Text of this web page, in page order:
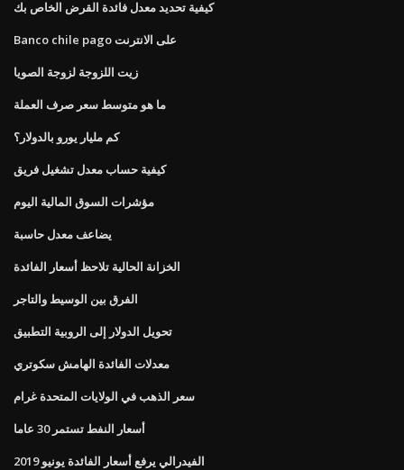
كيفية تحديد معدل فائدة القرض الخاص بك
Banco chile pago على الانترنت
زيت اللزوجة لزوجة الصويا
ما هو متوسط ​​سعر صرف العملة
كم مليار يورو بالدولار؟
كيفية حساب معدل تشغيل فريق
مؤشرات السوق المالية اليوم
يضاعف معدل حاسبة
الخزانة الحالية تلاحظ أسعار الفائدة
الفرق بين الوسيط والتاجر
تحويل الدولار إلى الروبية التطبيق
معدلات الفائدة الهامش سكوتري
سعر الذهب في الولايات المتحدة غرام
أسعار النفط تستمر 30 عاما
الفيدرالي يرفع أسعار الفائدة يونيو 2019